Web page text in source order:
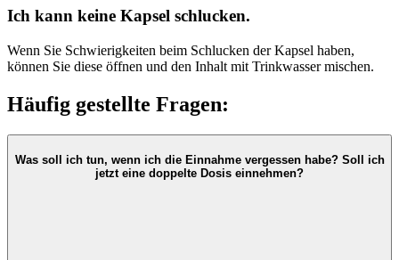
Ich kann keine Kapsel schlucken.
Wenn Sie Schwierigkeiten beim Schlucken der Kapsel haben,
können Sie diese öffnen und den Inhalt mit Trinkwasser mischen.
Häufig gestellte Fragen:
Was soll ich tun, wenn ich die Einnahme vergessen habe? Soll ich
jetzt eine doppelte Dosis einnehmen?